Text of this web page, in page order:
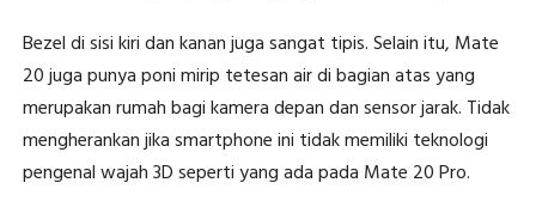
Bezel di sisi kiri dan kanan juga sangat tipis. Selain itu, Mate
20 juga punya poni mirip tetesan air di bagian atas yang
merupakan rumah bagi kamera depan dan sensor jarak. Tidak
mengherankan jika smartphone ini tidak memiliki teknologi
pengenal wajah 3D seperti yang ada pada Mate 20 Pro.